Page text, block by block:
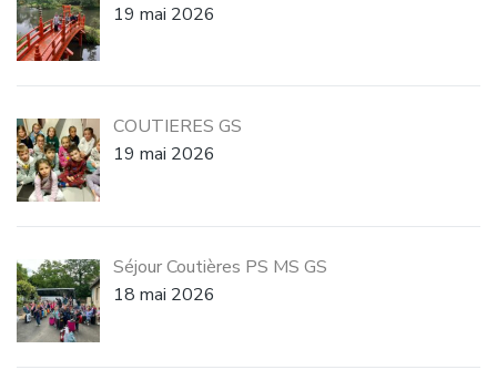
19 mai 2026
COUTIERES GS
19 mai 2026
Séjour Coutières PS MS GS
18 mai 2026